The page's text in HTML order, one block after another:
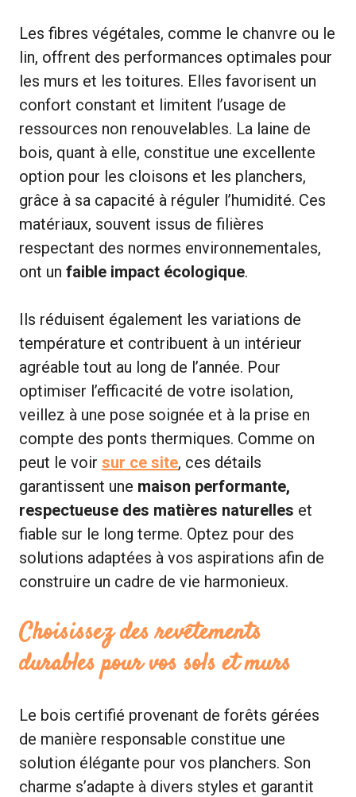
Les fibres végétales, comme le chanvre ou le
lin, offrent des performances optimales pour
les murs et les toitures. Elles favorisent un
confort constant et limitent l’usage de
ressources non renouvelables. La laine de
bois, quant à elle, constitue une excellente
option pour les cloisons et les planchers,
grâce à sa capacité à réguler l’humidité. Ces
matériaux, souvent issus de filières
respectant des normes environnementales,
ont un faible impact écologique.
Ils réduisent également les variations de
température et contribuent à un intérieur
agréable tout au long de l’année. Pour
optimiser l’efficacité de votre isolation,
veillez à une pose soignée et à la prise en
compte des ponts thermiques. Comme on
peut le voir sur ce site, ces détails
garantissent une maison performante,
respectueuse des matières naturelles et
fiable sur le long terme. Optez pour des
solutions adaptées à vos aspirations afin de
construire un cadre de vie harmonieux.
Choisissez des revêtements
durables pour vos sols et murs
Le bois certifié provenant de forêts gérées
de manière responsable constitue une
solution élégante pour vos planchers. Son
charme s’adapte à divers styles et garantit